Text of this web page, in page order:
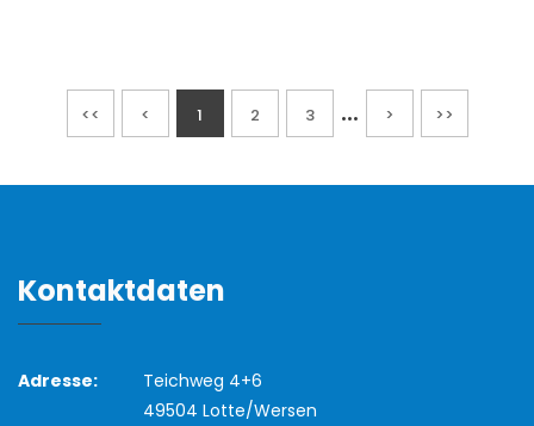
<< < 1 2 3 ... > >>
Kontaktdaten
Adresse:
Teichweg 4+6
49504 Lotte/Wersen